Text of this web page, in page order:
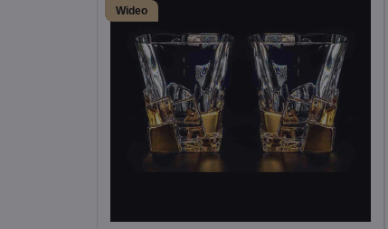
Wideo